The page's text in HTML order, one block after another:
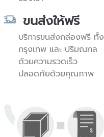
ขนส่งให้ฟรี
บริการขนส่งกล่องฟรี ทั้ง
กรุงเทพ และ ปริมณฑล
ด้วยความรวดเร็ว
ปลอดภัยด้วยคุณภาพ